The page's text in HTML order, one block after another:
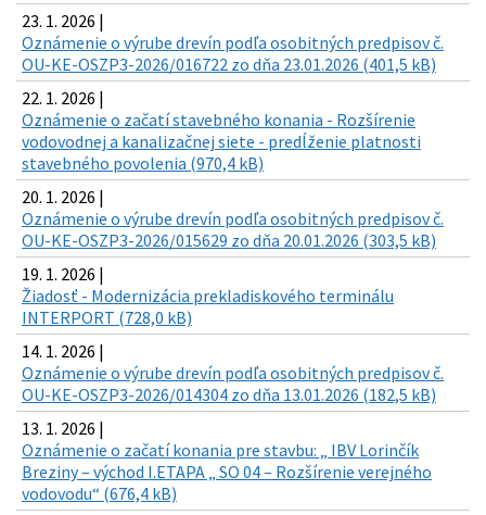
23. 1. 2026 |
Oznámenie o výrube drevín podľa osobitných predpisov č.
OU-KE-OSZP3-2026/016722 zo dňa 23.01.2026 (401,5 kB)
22. 1. 2026 |
Oznámenie o začatí stavebného konania - Rozšírenie
vodovodnej a kanalizačnej siete - predĺženie platnosti
stavebného povolenia (970,4 kB)
20. 1. 2026 |
Oznámenie o výrube drevín podľa osobitných predpisov č.
OU-KE-OSZP3-2026/015629 zo dňa 20.01.2026 (303,5 kB)
19. 1. 2026 |
Žiadosť - Modernizácia prekladiskového terminálu
INTERPORT (728,0 kB)
14. 1. 2026 |
Oznámenie o výrube drevín podľa osobitných predpisov č.
OU-KE-OSZP3-2026/014304 zo dňa 13.01.2026 (182,5 kB)
13. 1. 2026 |
Oznámenie o začatí konania pre stavbu: „ IBV Lorinčík
Breziny – východ I.ETAPA „ SO 04 – Rozšírenie verejného
vodovodu“ (676,4 kB)